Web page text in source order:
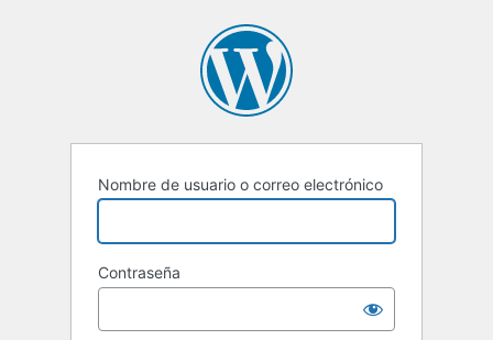
Nombre de usuario o correo electrónico
Contraseña